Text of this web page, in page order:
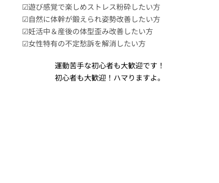
☑︎遊び感覚で楽しめストレス粉砕したい方
☑︎自然に体幹が鍛えられ姿勢改善したい方
☑︎妊活中＆産後の体型歪み改善したい方
☑︎女性特有の不定愁訴を解消したい方
運動苦手な初心者も大歓迎です！
初心者も大歓迎！ハマりますよ。